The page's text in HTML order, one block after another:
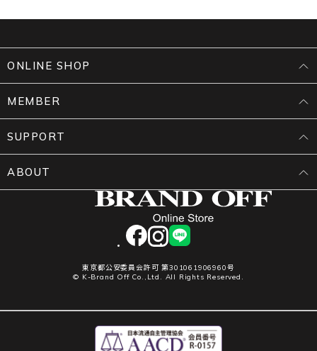
facebookinstagram
LINE
東京都公安委員会許可 第301061906960号
© K-Brand Off Co.,Ltd. All Rights Reserved.
ONLINE SHOP
MEMBER
SUPPORT
ABOUT